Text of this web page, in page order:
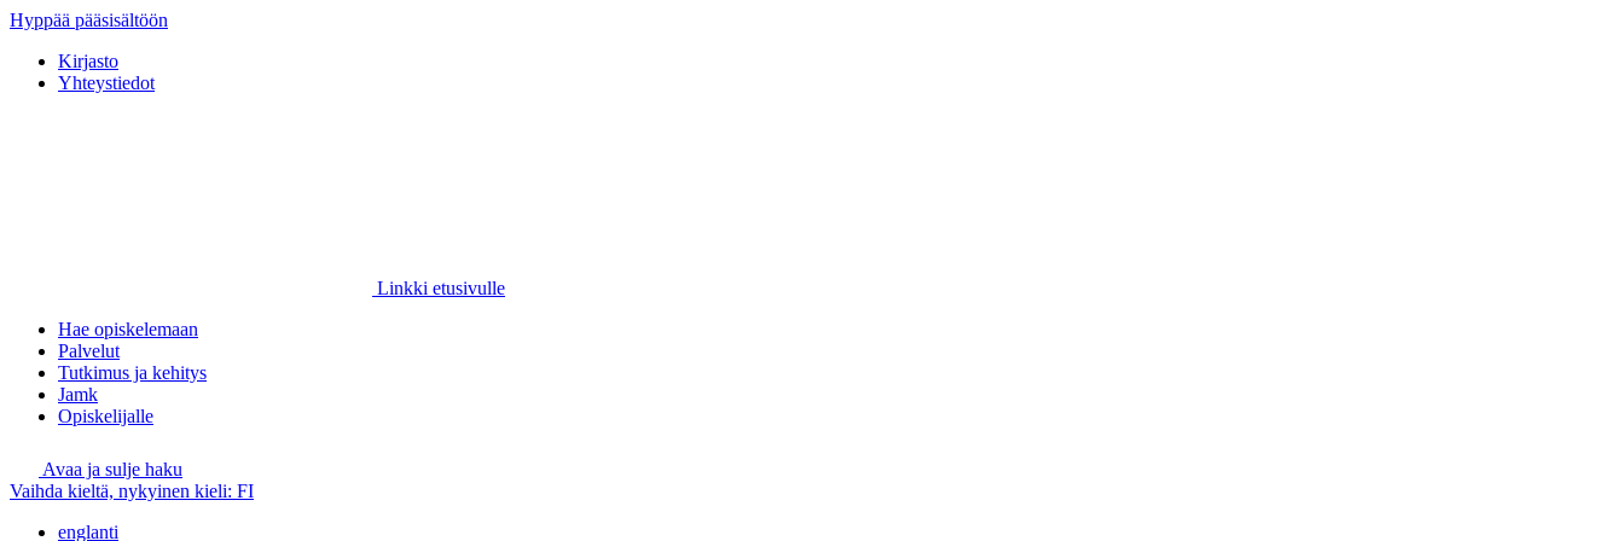
Hyppää pääsisältöön
Kirjasto
Yhteystiedot
Linkki etusivulle
Hae opiskelemaan
Palvelut
Tutkimus ja kehitys
Jamk
Opiskelijalle
Avaa ja sulje haku
Vaihda kieltä, nykyinen kieli: FI
englanti